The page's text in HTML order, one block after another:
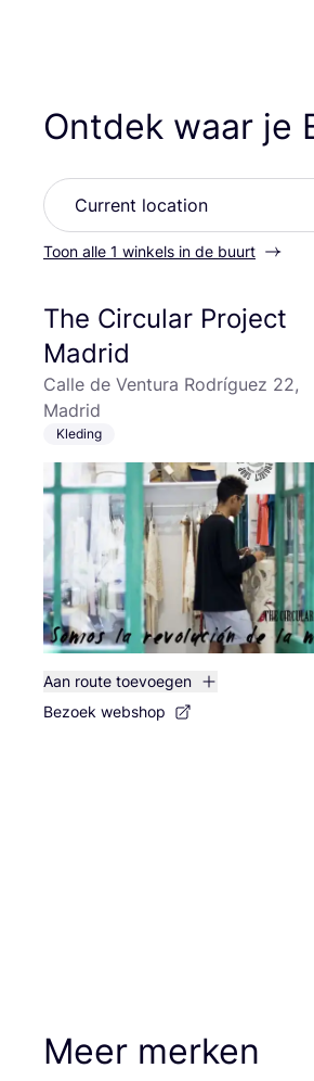
Ontdek waar je
Toon alle 1 winkels in de buurt
The Circular Project
Madrid
Calle de Ventura Rodríguez 22,
Madrid
Kleding
Aan route toevoegen
Bezoek webshop
Meer merken